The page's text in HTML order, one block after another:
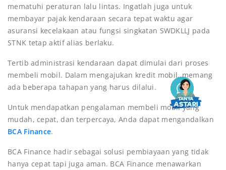
mematuhi peraturan lalu lintas. Ingatlah juga untuk
membayar pajak kendaraan secara tepat waktu agar
asuransi kecelakaan atau fungsi singkatan SWDKLLJ pada
STNK tetap aktif alias berlaku.
Tertib administrasi kendaraan dapat dimulai dari proses
membeli mobil. Dalam mengajukan kredit mobil, memang
ada beberapa tahapan yang harus dilalui.
Untuk mendapatkan pengalaman membeli mobil yang
mudah, cepat, dan terpercaya, Anda dapat mengandalkan
BCA Finance.
BCA Finance hadir sebagai solusi pembiayaan yang tidak
hanya cepat tapi juga aman. BCA Finance menawarkan